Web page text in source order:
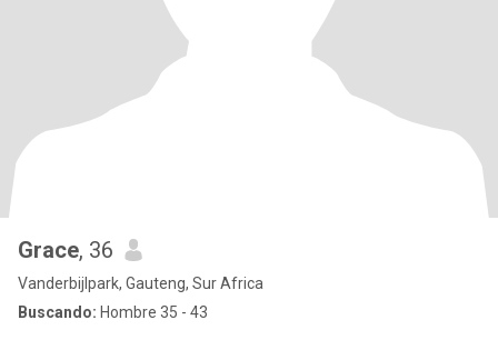
Grace, 36
Vanderbijlpark, Gauteng, Sur Africa
Buscando: Hombre 35 - 43